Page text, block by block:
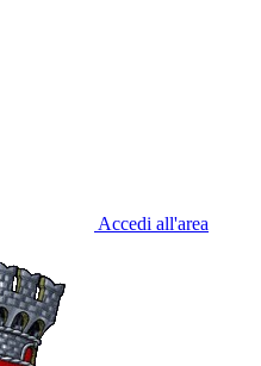
Accedi all'area